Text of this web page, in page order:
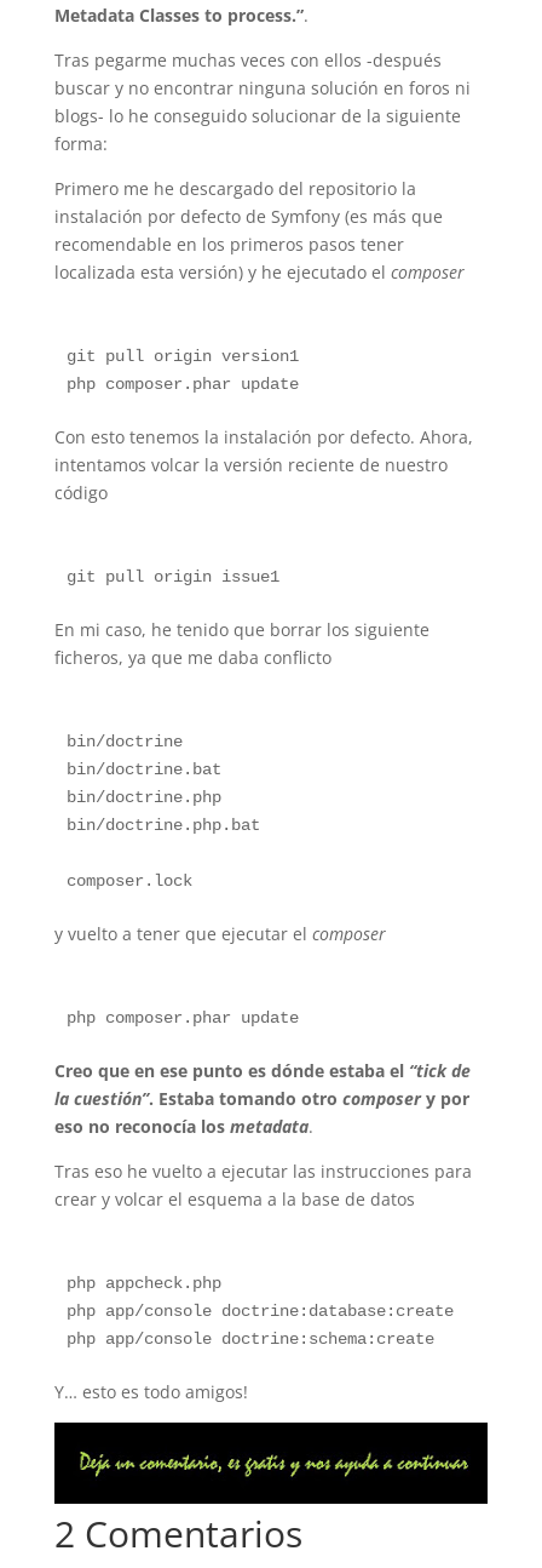
Metadata Classes to process.”.
Tras pegarme muchas veces con ellos -después
buscar y no encontrar ninguna solución en foros ni
blogs- lo he conseguido solucionar de la siguiente
forma:
Primero me he descargado del repositorio la
instalación por defecto de Symfony (es más que
recomendable en los primeros pasos tener
localizada esta versión) y he ejecutado el composer
git pull origin version1
php composer.phar update
Con esto tenemos la instalación por defecto. Ahora,
intentamos volcar la versión reciente de nuestro
código
git pull origin issue1
En mi caso, he tenido que borrar los siguiente
ficheros, ya que me daba conflicto
bin/doctrine
bin/doctrine.bat
bin/doctrine.php
bin/doctrine.php.bat
composer.lock
y vuelto a tener que ejecutar el composer
php composer.phar update
Creo que en ese punto es dónde estaba el “tick de
la cuestión”. Estaba tomando otro composery por
eso no reconocía los metadata.
Tras eso he vuelto a ejecutar las instrucciones para
crear y volcar el esquema a la base de datos
php appcheck.php
php app/console doctrine:database:create
php app/console doctrine:schema:create
Y… esto es todo amigos!
2 Comentarios